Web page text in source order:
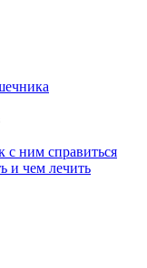
с ним справиться
и чем лечить